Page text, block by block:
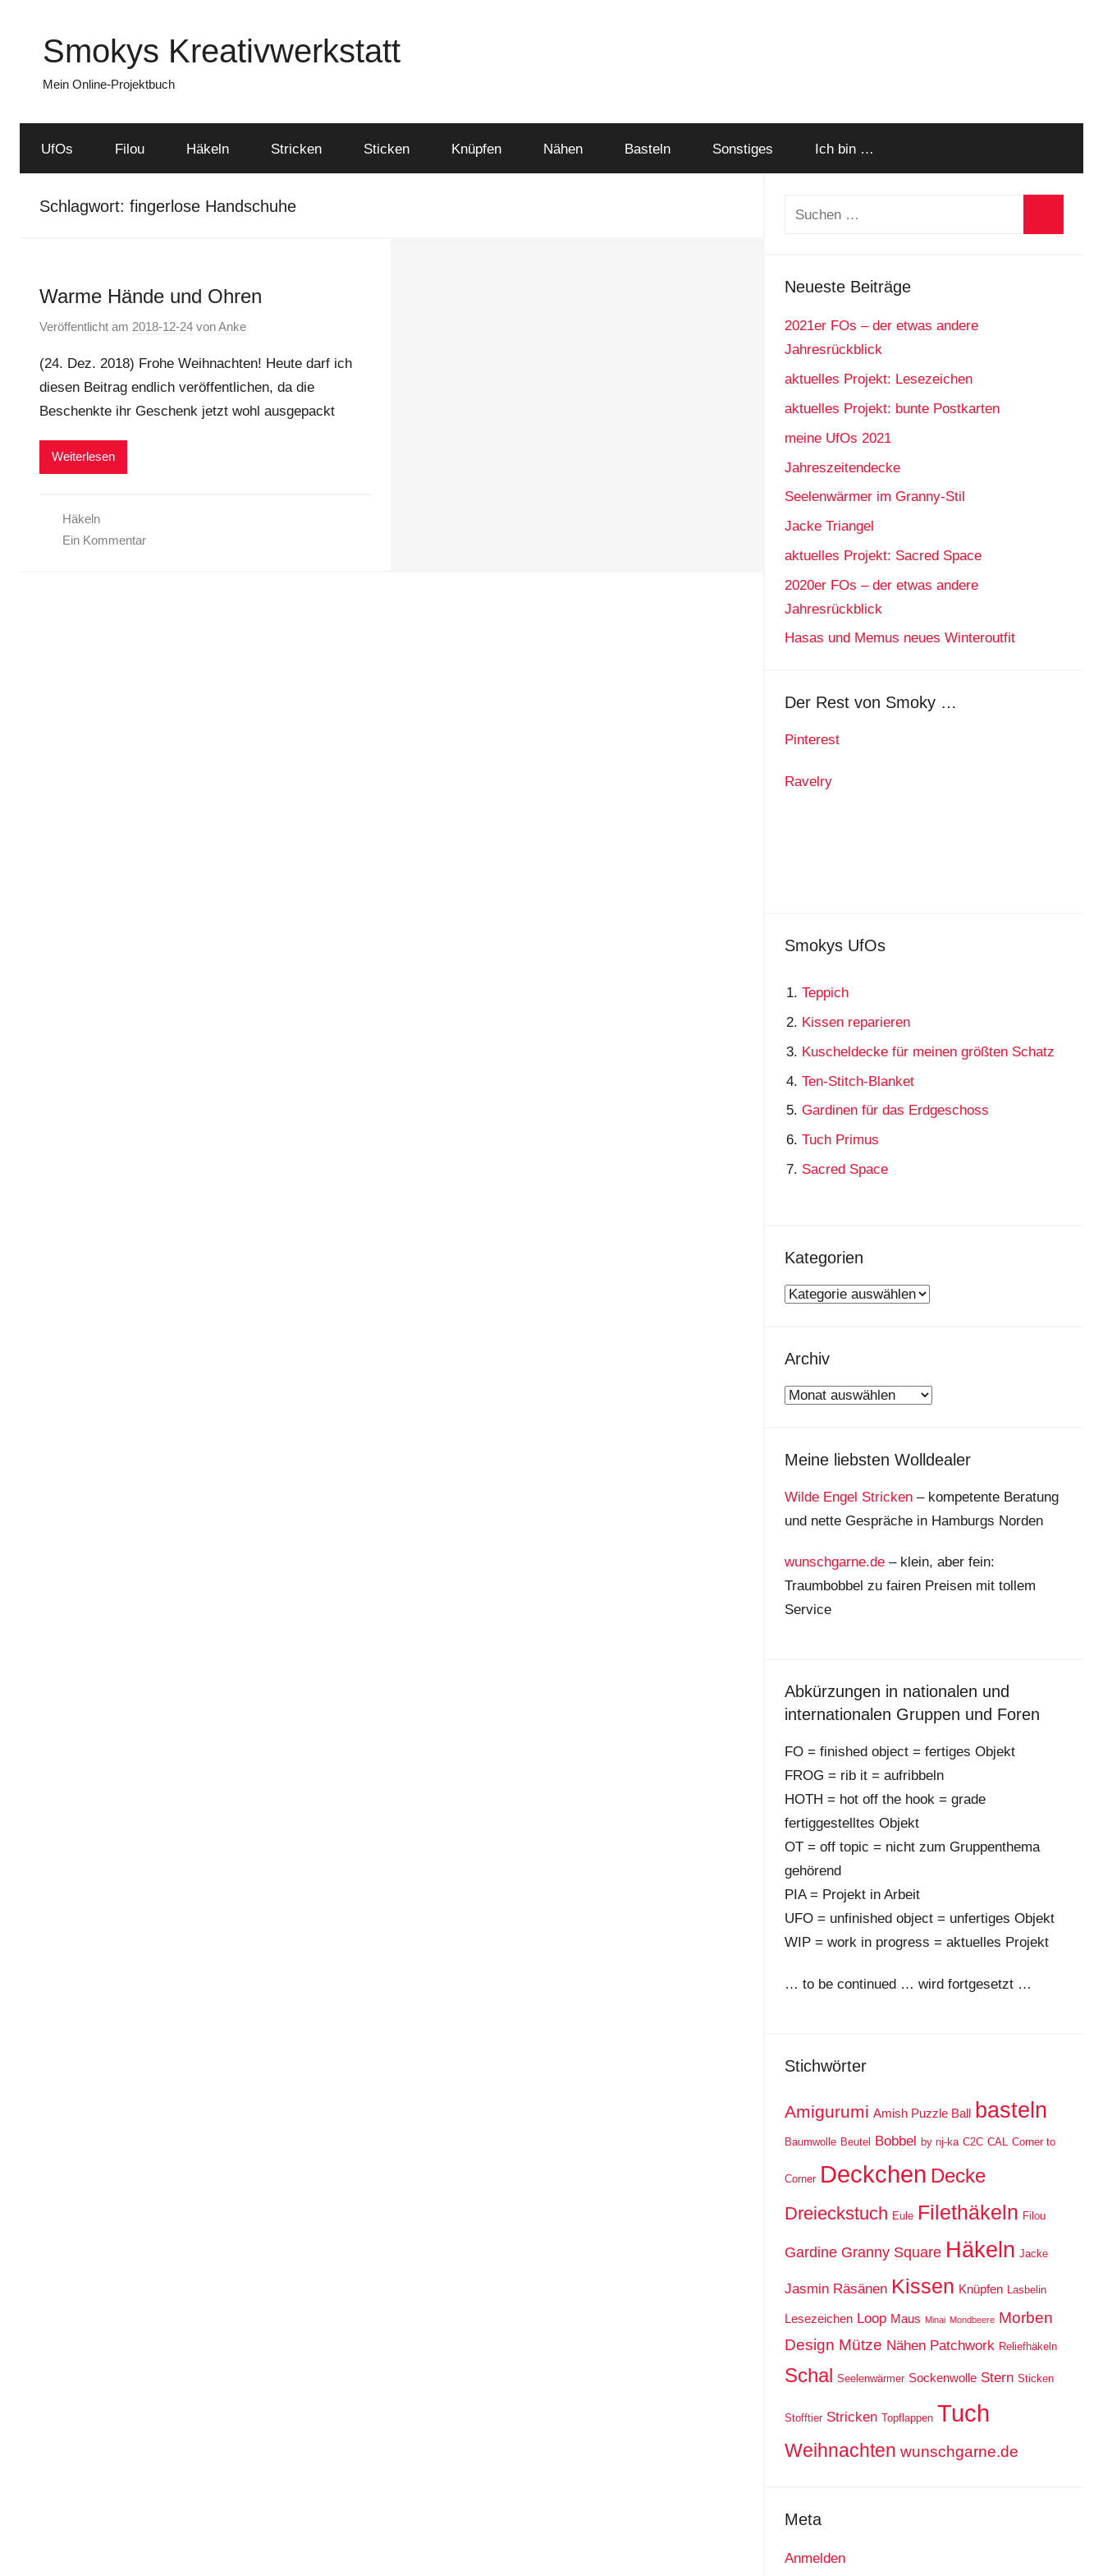
springen
Smokys Kreativwerkstatt
Mein Online-Projektbuch
UfOs Filou Häkeln Stricken Sticken Knüpfen Nähen Basteln Sonstiges Ich bin …
Schlagwort: fingerlose Handschuhe
Warme Hände und Ohren
Veröffentlicht am 2018-12-24 vonAnke
(24. Dez. 2018) Frohe Weihnachten! Heute darf ich
diesen Beitrag endlich veröffentlichen, da die
Beschenkte ihr Geschenk jetzt wohl ausgepackt
Weiterlesen
Häkeln
Ein Kommentar
Suchen
Neueste Beiträge
2021er FOs – der etwas andere
Jahresrückblick
aktuelles Projekt: Lesezeichen
aktuelles Projekt: bunte Postkarten
meine UfOs 2021
Jahreszeitendecke
Seelenwärmer im Granny-Stil
Jacke Triangel
aktuelles Projekt: Sacred Space
2020er FOs – der etwas andere
Jahresrückblick
Hasas und Memus neues Winteroutfit
Der Rest von Smoky …
Pinterest
Ravelry
Smokys UfOs
Teppich
Kissen reparieren
Kuscheldecke für meinen größten Schatz
Ten-Stitch-Blanket
Gardinen für das Erdgeschoss
Tuch Primus
Sacred Space
Kategorien
Kategorien
Archiv
Archiv
Meine liebsten Wolldealer
Wilde Engel Stricken– kompetente Beratung
und nette Gespräche in Hamburgs Norden
wunschgarne.de– klein, aber fein:
Traumbobbel zu fairen Preisen mit tollem
Service
Abkürzungen in nationalen und
internationalen Gruppen und Foren
FO = finished object = fertiges Objekt
FROG = rib it = aufribbeln
HOTH = hot off the hook = grade
fertiggestelltes Objekt
OT = off topic = nicht zum Gruppenthema
gehörend
PIA = Projekt in Arbeit
UFO = unfinished object = unfertiges Objekt
WIP = work in progress = aktuelles Projekt
… to be continued … wird fortgesetzt …
Stichwörter
Amigurumi Amish Puzzle Ball basteln
Baumwolle Beutel Bobbel by nj-ka C2C CAL Corner to
Corner Deckchen Decke
Dreieckstuch Eule Filethäkeln Filou
Gardine Granny Square Häkeln Jacke
Jasmin Räsänen Kissen Knüpfen Lasbelin
Lesezeichen Loop Maus Minai Mondbeere Morben
Design Mütze Nähen Patchwork Reliefhäkeln
Schal Seelenwärmer Sockenwolle Stern Sticken
Stofftier Stricken Topflappen Tuch
Weihnachten wunschgarne.de
Meta
Anmelden